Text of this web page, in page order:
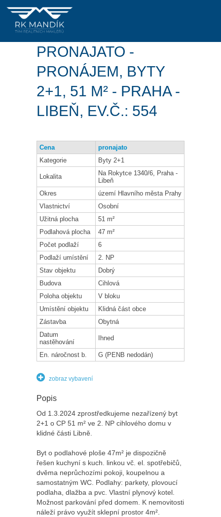
PRONAJATO -
PRONÁJEM, BYTY
2+1, 51 M² - PRAHA -
LIBEŇ, EV.Č.: 554
Cena
pronajato
Kategorie
Byty 2+1
Lokalita
Na Rokytce 1340/6, Praha -
Libeň
Okres
území Hlavního města Prahy
Vlastnictví
Osobní
Užitná plocha
51 m²
Podlahová plocha
47 m²
Počet podlaží
6
Podlaží umístění
2. NP
Stav objektu
Dobrý
Budova
Cihlová
Poloha objektu
V bloku
Umístění objektu
Klidná část obce
Zástavba
Obytná
Datum
nastěhování
Ihned
En. náročnost b. G (PENB nedodán)
zobraz vybavení
Popis
Od 1.3.2024 zprostředkujeme nezařízený byt
2+1 o CP 51 m² ve 2. NP cihlového domu v
klidné části Libně.
Byt o podlahové ploše 47m² je dispozičně
řešen kuchyní s kuch. linkou vč. el. spotřebičů,
dvěma neprůchozími pokoji, koupelnou a
samostatným WC. Podlahy: parkety, plovoucí
podlaha, dlažba a pvc. Vlastní plynový kotel.
Možnost parkování před domem. K nemovitosti
náleží právo využít sklepní prostor 4m².